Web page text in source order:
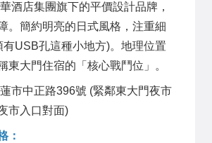
酒店集團旗下的平價設計品牌，
。簡約明亮的日式風格，注重細
有USB孔這種小地方)。地理位置
東大門住宿的「核心戰鬥位」。
市中正路396號 (緊鄰東大門夜市
市入口對面)
：